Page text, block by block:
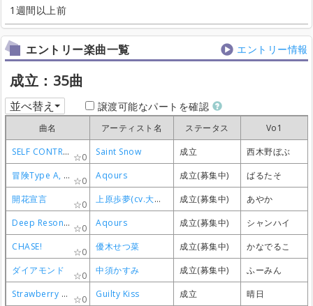
1週間以上前
エントリー楽曲一覧 エントリー情報
成立：35曲
並べ替え 譲渡可能なパートを確認
曲名 アーティスト名 ステータス
Vo1
SELF CONTROL!!
0 Saint Snow 成立
西木野ぼぶ
冒険Type A, B, C!!
0 Aqours 成立(募集中)
ばるたそ
開花宣言
0 上原歩夢(cv.大西亜玖璃 成立(募集中)
あやか
Deep Resonance
0 Aqours 成立(募集中)
シャンハイ
CHASE!
0 優木せつ菜 成立(募集中)
かなでるこ
ダイアモンド
0 中須かすみ 成立(募集中)
ふーみん
Strawberry Trapper
0 Guilty Kiss 成立
晴日
曲名 アーティスト名 ステータス
Vo1
SELF CONTROL!!
0 Saint Snow 成立
西木野ぼぶ
冒険Type A, B, C!!
0 Aqours 成立(募集中)
ばるたそ
開花宣言
0 上原歩夢(cv.大西亜玖璃 成立(募集中)
あやか
Deep Resonance
0 Aqours 成立(募集中)
シャンハイ
CHASE!
0 優木せつ菜 成立(募集中)
かなでるこ
ダイアモンド
0 中須かすみ 成立(募集中)
ふーみん
Strawberry Trapper
0 Guilty Kiss 成立
晴日
曲名 アーティスト名 ステータス
Vo1
SELF CONTROL!!
0 Saint Snow 成立
西木野ぼぶ
冒険Type A, B, C!!
0 Aqours 成立(募集中)
ばるたそ
開花宣言
0 上原歩夢(cv.大西亜玖璃 成立(募集中)
あやか
Deep Resonance
0 Aqours 成立(募集中)
シャンハイ
CHASE!
0 優木せつ菜 成立(募集中)
かなでるこ
ダイアモンド
0 中須かすみ 成立(募集中)
ふーみん
Strawberry Trapper
0 Guilty Kiss 成立
晴日
曲名 アーティスト名 ステータス
Vo1
SELF CONTROL!!
0 Saint Snow 成立
西木野ぼぶ
冒険Type A, B, C!!
0 Aqours 成立(募集中)
ばるたそ
開花宣言
0 上原歩夢(cv.大西亜玖璃 成立(募集中)
あやか
Deep Resonance
0 Aqours 成立(募集中)
シャンハイ
CHASE!
0 優木せつ菜 成立(募集中)
かなでるこ
ダイアモンド
0 中須かすみ 成立(募集中)
ふーみん
Strawberry Trapper
0 Guilty Kiss 成立
晴日